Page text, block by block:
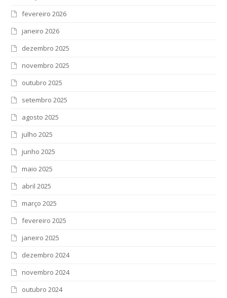
fevereiro 2026
janeiro 2026
dezembro 2025
novembro 2025
outubro 2025
setembro 2025
agosto 2025
julho 2025
junho 2025
maio 2025
abril 2025
março 2025
fevereiro 2025
janeiro 2025
dezembro 2024
novembro 2024
outubro 2024